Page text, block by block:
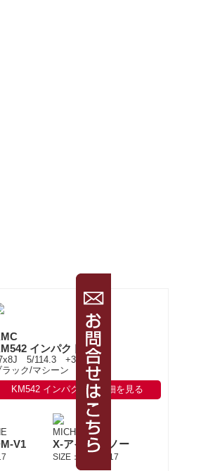
インパクト
5/114.3 +35
ラック/マシーン
KM542 インパクトの詳細を見る
V1
MICHELIN
X-アイス スノー
SIZE：215/60-17